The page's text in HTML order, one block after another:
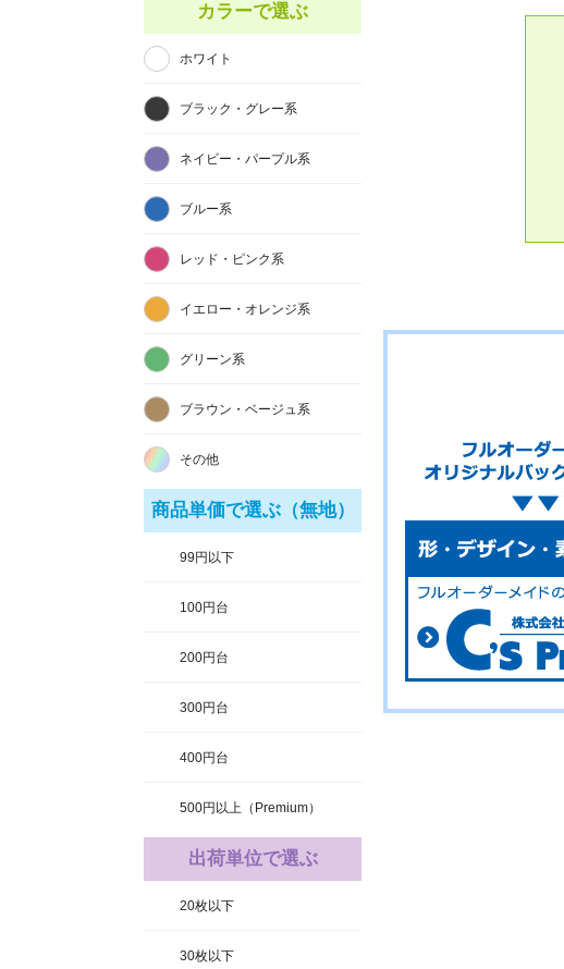
カラーで選ぶ
ホワイト
ブラック・グレー系
ネイビー・パープル系
ブルー系
レッド・ピンク系
イエロー・オレンジ系
グリーン系
ブラウン・ベージュ系
その他
商品単価で選ぶ（無地）
99円以下
100円台
200円台
300円台
400円台
500円以上（Premium）
出荷単位で選ぶ
20枚以下
30枚以下